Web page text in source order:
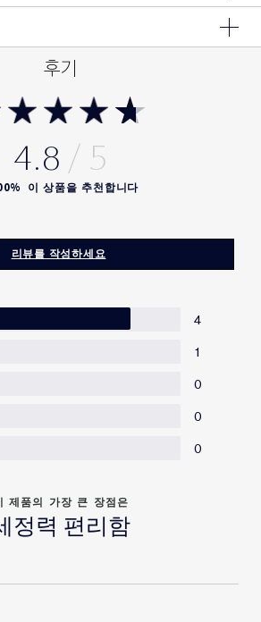
징 밤
병클렌저 #케어클렌저
촉촉하고 영양감있게 피부를 케어하는
촉촉하게 영양감을 보충해주는 케어 전용
특별한 포뮬라
별한 원료
씨 오일
에 부드럽게 마사지 한 후, 따뜻한 물로
,조류추출물,리날룰,메틸다이하이드로자
,소르베스-30테트라올리에이트,에틸헥실
,카프릴릭/카프릭트라이글리세라이드,폴
세릴트라이아이소스테아레이트,호장근뿌
품이라도 경우에 따라 변경될 수 있습니
장의 성분을 참고하시거나 본사 고객관리
나 수시로 바뀔 수 있어, 제품 패키지에
고 부탁 드립니다.
후기
4.8
리뷰를 작성하세요
이 상품을 추천합니다
4
1
0
0
0
제품의 가장 큰 장점은
정력 편리함